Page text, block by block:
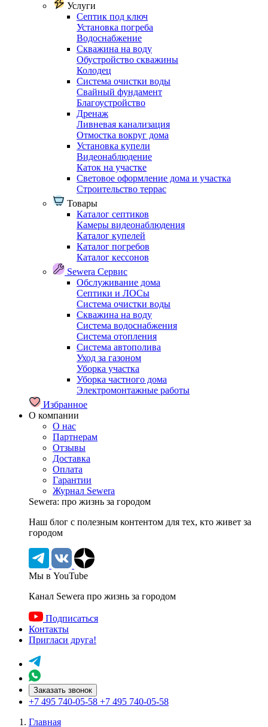
Услуги
Септик под ключ
Установка погреба
Водоснабжение
Скважина на воду
Обустройство скважины
Колодец
Система очистки воды
Свайный фундамент
Благоустройство
Дренаж
Ливневая канализация
Отмостка вокруг дома
Установка купели
Видеонаблюдение
Каток на участке
Световое оформление дома и участка
Строительство террас
Товары
Каталог септиков
Камеры видеонаблюдения
Каталог купелей
Каталог погребов
Каталог кессонов
Sewera Сервис
Обслуживание дома
Септики и ЛОСы
Система очистки воды
Скважина на воду
Система водоснабжения
Система отопления
Система автополива
Уход за газоном
Уборка участка
Уборка частного дома
Электромонтажные работы
Избранное
О компании
О нас
Партнерам
Отзывы
Доставка
Оплата
Гарантии
Журнал Sewera
Sewera: про жизнь за городом
Наш блог c полезным контентом для тех, кто живет за
городом
Мы в YouTube
Канал Sewera про жизнь за городом
Подписаться
Контакты
Пригласи друга!
Заказать звонок
+7 495 740-05-58 +7 495 740-05-58
Главная